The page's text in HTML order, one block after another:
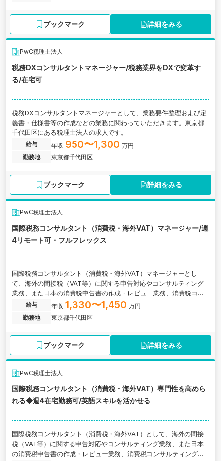
ブックマーク 詳細をみる
PwC税理士法人
税務DXコンサルタントマネージャー/税務業界をDXで変革す
る/在宅可
税務DXコンサルタントマネージャーとして、業務要件整理および定
義書・仕様書等の作成などの業務に関わっていただきます。東京都
千代田区にある税理士法人の求人です。
給与 年収 950〜1,300 万円
勤務地
東京都千代田区
ブックマーク 詳細をみる
PwC税理士法人
国際税務コンサルタント（消費税・海外VAT）マネージャー/週
4リモート可・フルフレックス
国際税務コンサルタント（消費税・海外VAT）マネージャーとし
て、海外の間接税（VAT等）に関する申告対応やコンサルティング
業務、また日本の消費税申告書の作成・レビュー業務、消費税コン
サルティング業務等について、提案書・契約書の作成、クライアン
トやPwCの海外ネットワークファームとの打ち合わせへの参加、議
事録作成、申告書や調査レポートの作成、プロジェクトマネジメン
士法人の求人です。
給与 年収 1,330〜1,450 万円
勤務地
東京都千代田区
ブックマーク 詳細をみる
PwC税理士法人
国際税務コンサルタント（消費税・海外VAT）専門性を高めら
れる◆週4在宅勤務可/英語スキルを活かせる
国際税務コンサルタント（消費税・海外VAT）として、海外の間接
税（VAT等）に関する申告対応やコンサルティング業務、また日本
の消費税申告書の作成・レビュー業務、消費税コンサルティング業